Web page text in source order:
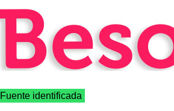
Fuente identificada